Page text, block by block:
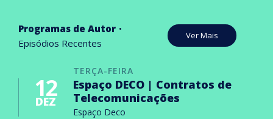
Programas de Autor
Episódios Recentes
Ver Mais
TERÇA-FEIRA
12
DEZ
Espaço DECO | Contratos de
Telecomunicações
Espaço Deco